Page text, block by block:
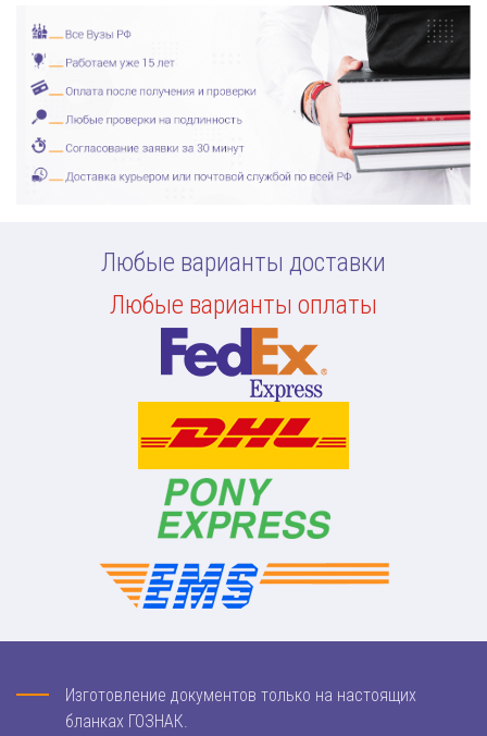
Любые варианты доставки
Любые варианты оплаты
Изготовление документов только на настоящих
бланках ГОЗНАК.